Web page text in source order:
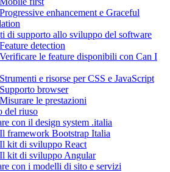
enhancement e Graceful
di supporto allo sviluppo del software
detection
le feature disponibili con Can I
e risorse per CSS e JavaScript
browser
le prestazioni
del riuso
con il design system .italia
framework Bootstrap Italia
kit di sviluppo React
kit di sviluppo Angular
con i modelli di sito e servizi